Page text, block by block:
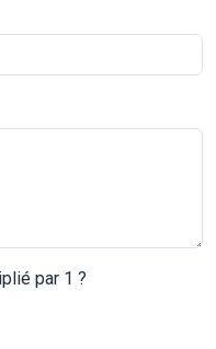
par 1 ?